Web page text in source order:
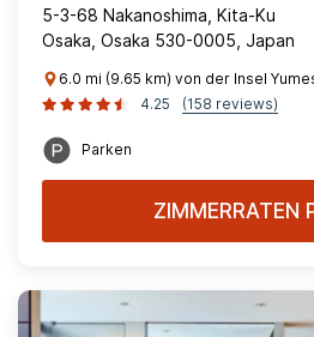
5-3-68 Nakanoshima, Kita-Ku
Osaka, Osaka 530-0005, Japan
6.0 mi (9.65 km) von der Insel
4.25
(158 reviews)
Parken
ZIMMERRATEN